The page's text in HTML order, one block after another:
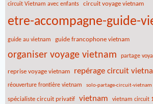
circuit Vietnam avec enfants circuit voyage vietnam
etre-accompagne-guide-
guide au vietnam guide francophone vietnam
organiser voyage vietnam partage
reprise voyage vietnam repérage circuit
réouverture frontière vietnam solo-partage-circuit-vietnam
spécialiste circuit privatif vietnam vietnam circuit